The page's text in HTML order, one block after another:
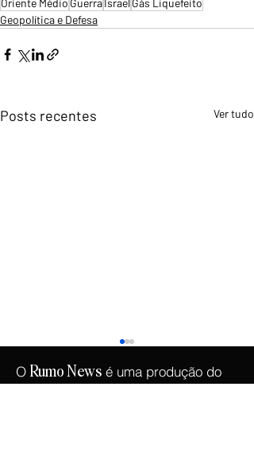
Geopolítica e Defesa
Posts recentes Ver tudo
O Rumo News é uma produção do